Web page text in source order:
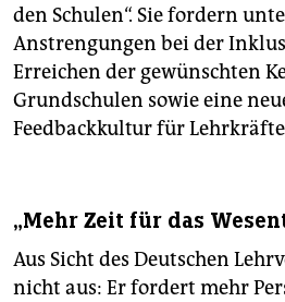
den Schulen“. Sie fordern
Anstrengungen bei der
Erreichen der gewünschten
Grundschulen sowie eine
Feedbackkultur für
„Mehr Zeit für das
Aus Sicht des Deutschen
nicht aus: Er fordert mehr